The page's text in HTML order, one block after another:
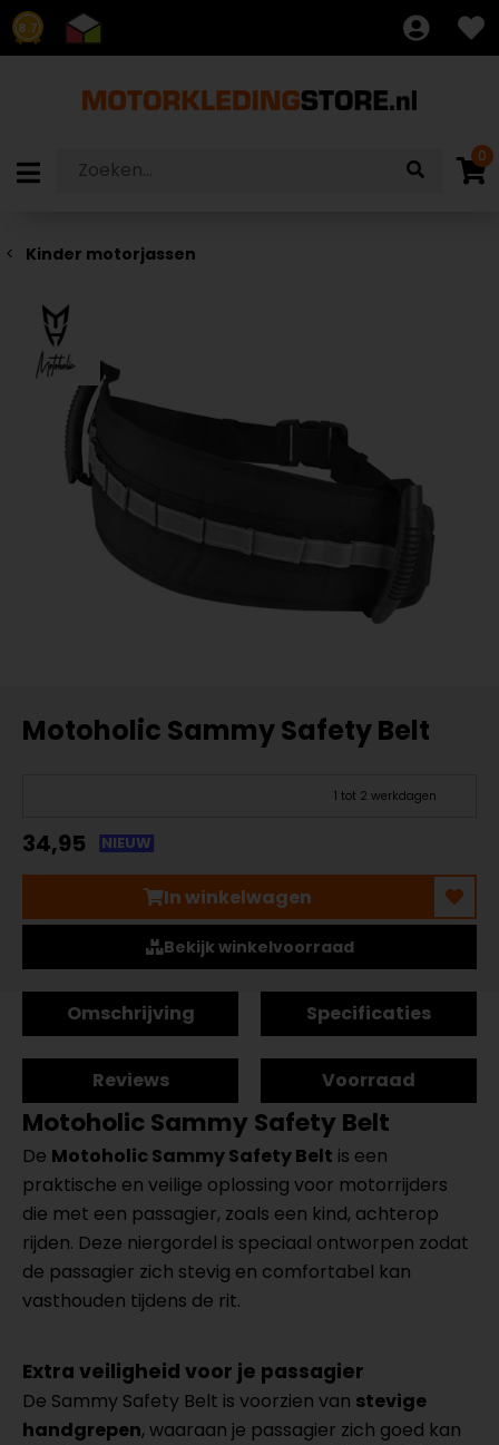
8.7
0
Kinder motorjassen
Motoholic Sammy Safety Belt
1 tot 2 werkdagen
34,95 NIEUW
In winkelwagen
Bekijk winkelvoorraad
Omschrijving Specificaties
Reviews Voorraad
Motoholic Sammy Safety Belt
De Motoholic Sammy Safety Belt is een
praktische en veilige oplossing voor motorrijders
die met een passagier, zoals een kind, achterop
rijden. Deze niergordel is speciaal ontworpen zodat
de passagier zich stevig en comfortabel kan
vasthouden tijdens de rit.
Extra veiligheid voor je passagier
De Sammy Safety Belt is voorzien van stevige
handgrepen, waaraan je passagier zich goed kan